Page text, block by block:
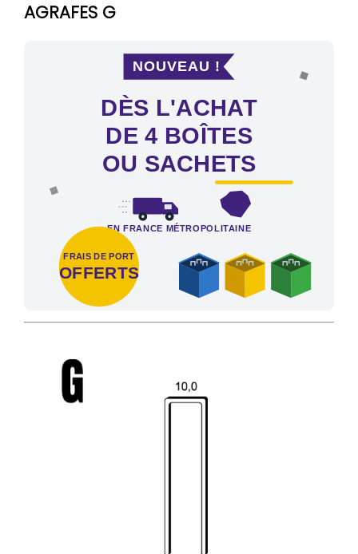
AGRAFES G
NOUVEAU !
DÈS L'ACHAT
DE 4 BOÎTES
OU SACHETS
EN FRANCE MÉTROPOLITAINE
FRAIS DE PORT
OFFERTS
Frais de port offerts en France métropolitaine dès l'achat de